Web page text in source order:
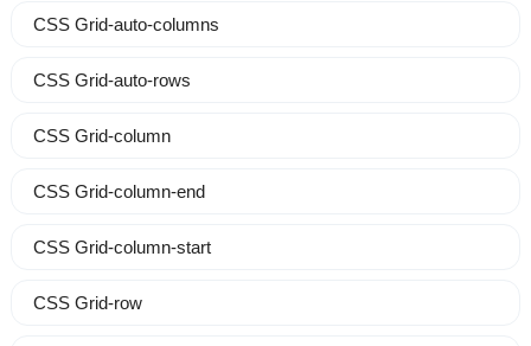
CSS Grid-auto-columns
CSS Grid-auto-rows
CSS Grid-column
CSS Grid-column-end
CSS Grid-column-start
CSS Grid-row